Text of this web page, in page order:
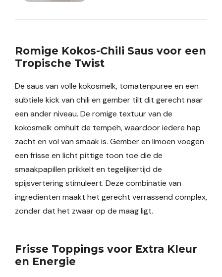
Romige Kokos-Chili Saus voor een
Tropische Twist
De saus van volle kokosmelk, tomatenpuree en een
subtiele kick van chili en gember tilt dit gerecht naar
een ander niveau. De romige textuur van de
kokosmelk omhult de tempeh, waardoor iedere hap
zacht en vol van smaak is. Gember en limoen voegen
een frisse en licht pittige toon toe die de
smaakpapillen prikkelt en tegelijkertijd de
spijsvertering stimuleert. Deze combinatie van
ingrediënten maakt het gerecht verrassend complex,
zonder dat het zwaar op de maag ligt.
Frisse Toppings voor Extra Kleur
en Energie